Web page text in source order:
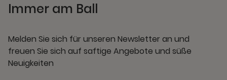
Immer am Ball
Melden Sie sich für unseren Newsletter an und
freuen Sie sich auf saftige Angebote und süße
Neuigkeiten